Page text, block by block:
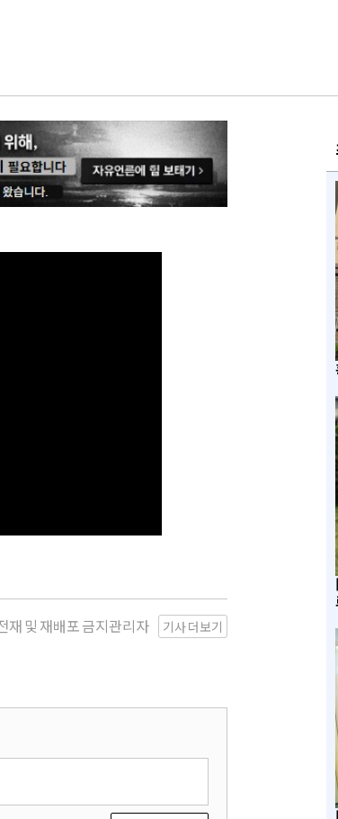
및 재배포 금지 기사 더보기
관리자